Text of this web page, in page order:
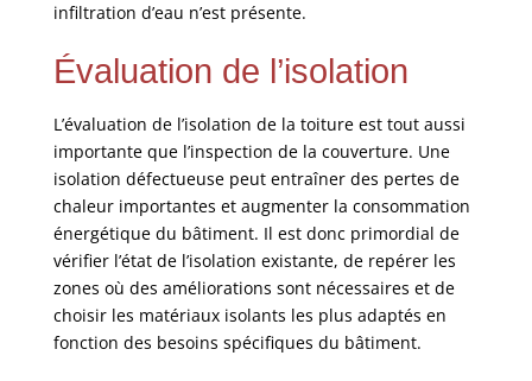
infiltration d’eau n’est présente.
Évaluation de l’isolation
L’évaluation de l’isolation de la toiture est tout aussi
importante que l’inspection de la couverture. Une
isolation défectueuse peut entraîner des pertes de
chaleur importantes et augmenter la consommation
énergétique du bâtiment. Il est donc primordial de
vérifier l’état de l’isolation existante, de repérer les
zones où des améliorations sont nécessaires et de
choisir les matériaux isolants les plus adaptés en
fonction des besoins spécifiques du bâtiment.